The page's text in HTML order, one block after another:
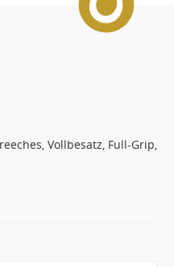
Vollbesatz, Full-Grip,